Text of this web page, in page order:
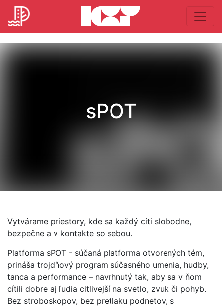
sPOT
Vytvárame priestory, kde sa každý cíti slobodne,
bezpečne a v kontakte so sebou.
Platforma sPOT - súčaná platforma otvorených tém,
prináša trojdňový program súčasného umenia, hudby,
tanca a performance – navrhnutý tak, aby sa v ňom
cítili dobre aj ľudia citlivejší na svetlo, zvuk či pohyb.
Bez stroboskopov, bez pretlaku podnetov, s